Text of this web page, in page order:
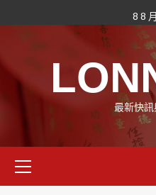
to
8 8
最新快
Menu